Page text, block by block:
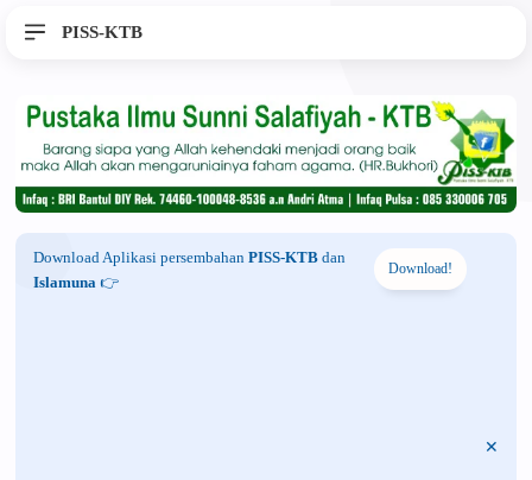
PISS-KTB
Download Aplikasi persembahan PISS-KTB dan
Islamuna 👉
Download!